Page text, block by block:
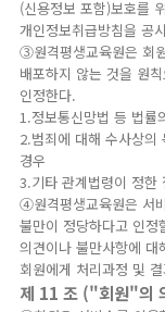
(신용정보 포함)보호를
개인정보취급방침을 공
③원격평생교육원은 회
배포하지 않는 것을 원
인정한다.
1.정보통신망법 등 법률
2.범죄에 대해 수사상의
경우
3.기타 관계법령이 정한
④원격평생교육원은 서
불만이 정당하다고 인
의견이나 불만사항에 대
회원에게 처리과정 및
제 11 조 ("회원"의